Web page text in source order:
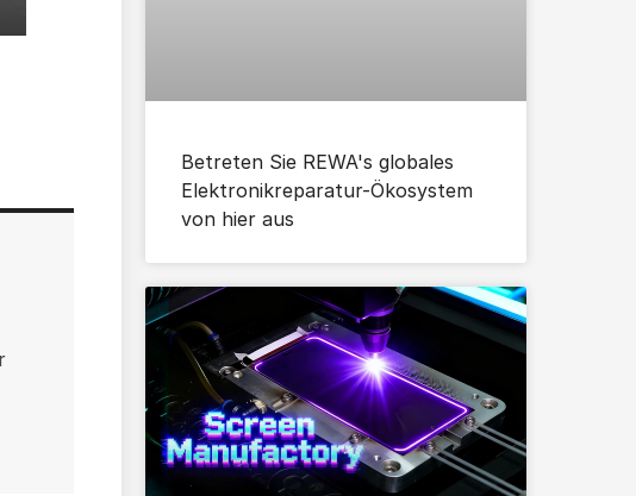
Betreten Sie REWA's globales
Elektronikreparatur-Ökosystem
von hier aus